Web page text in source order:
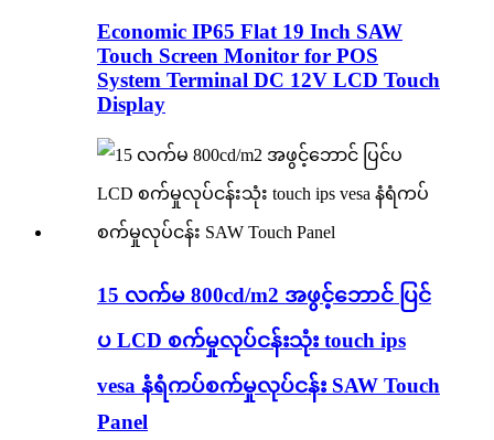
Economic IP65 Flat 19 Inch SAW
Touch Screen Monitor for POS
System Terminal DC 12V LCD Touch
Display
15 လက်မ 800cd/m2 အဖွင့်ဘောင် ပြင်
ပ LCD စက်မှုလုပ်ငန်းသုံး touch ips
vesa နံရံကပ်စက်မှုလုပ်ငန်း SAW Touch
Panel